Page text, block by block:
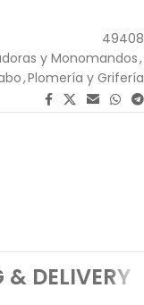
49408
y Monomandos,
,Plomería y Grifería
& DELIVERY